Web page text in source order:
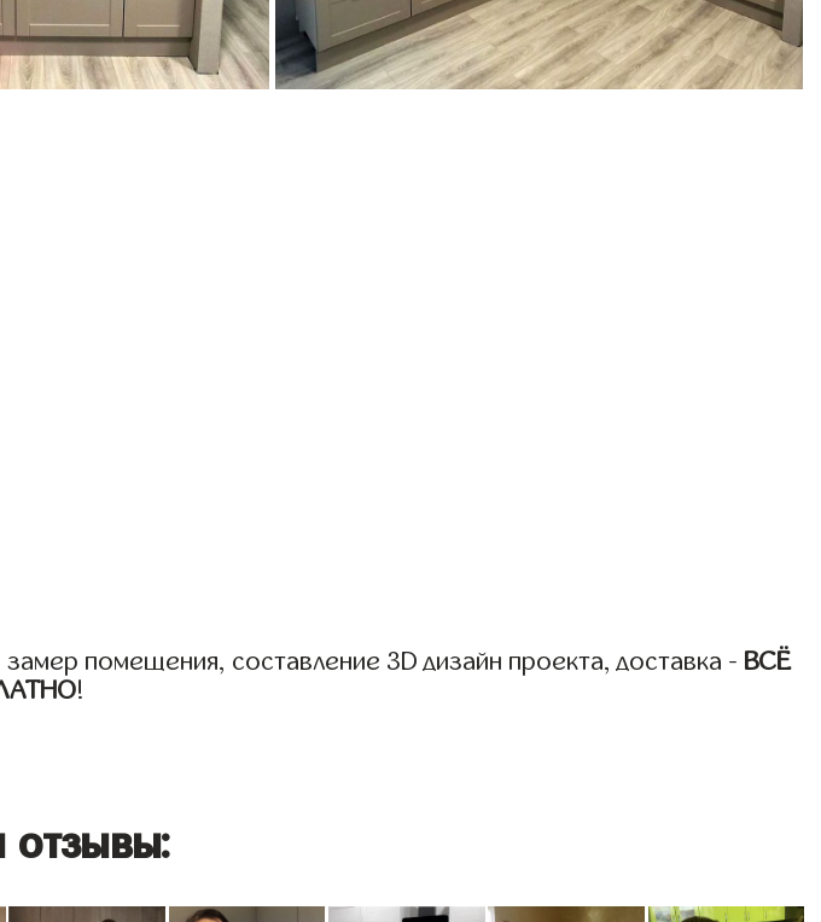
помещения, составление 3D дизайн проекта, доставка - ВСЁ
!
отзывы: